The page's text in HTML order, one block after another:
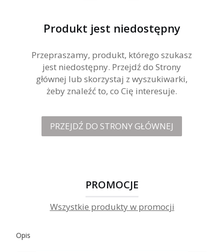
Produkt jest niedostępny
Przepraszamy, produkt, którego szukasz
jest niedostępny. Przejdź do Strony
głównej lub skorzystaj z wyszukiwarki,
żeby znaleźć to, co Cię interesuje.
PRZEJDŹ DO STRONY GŁÓWNEJ
PROMOCJE
Wszystkie produkty w promocji
Opis